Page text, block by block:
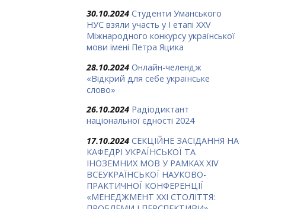
30.10.2024 Студенти Уманського
НУС взяли участь у І етапі ХХV
Міжнародного конкурсу української
мови імені Петра Яцика
28.10.2024 Онлайн-челендж
«Відкрий для себе українське
слово»
26.10.2024 Радіодиктант
національної єдності 2024
17.10.2024 СЕКЦІЙНЕ ЗАСІДАННЯ НА
КАФЕДРІ УКРАЇНСЬКОЇ ТА
ІНОЗЕМНИХ МОВ У РАМКАХ ХIV
ВСЕУКРАЇНСЬКОЇ НАУКОВО-
ПРАКТИЧНОЇ КОНФЕРЕНЦІЇ
«МЕНЕДЖМЕНТ ХХІ СТОЛІТТЯ: